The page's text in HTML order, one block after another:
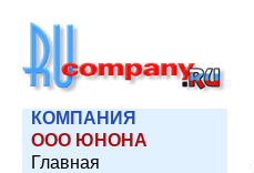
КОМПАНИЯ
ООО ЮНОНА
Главная